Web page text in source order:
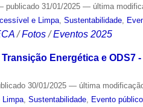
publicado 31/01/2025— última
e Limpa,Sustentabilidade,
/Fotos /Eventos 2025
Energética e
30/01/2025— última
Limpa ,Sustentabilidade Evento público